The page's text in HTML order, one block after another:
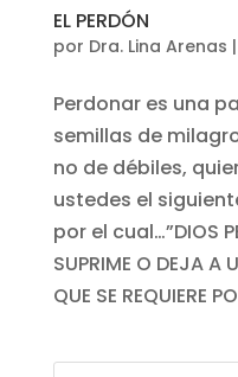
EL PERDÓN
por Dra. Lina Arenas |
Perdonar es una
semillas de
no de débiles,
ustedes el
por el cual…”DIOS
SUPRIME O DEJA A
QUE SE REQUIERE